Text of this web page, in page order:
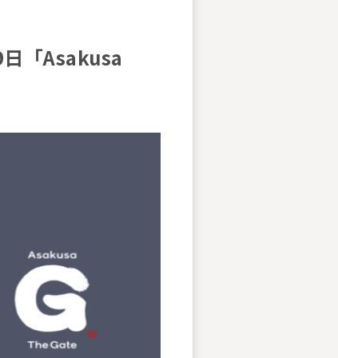
「Asakusa